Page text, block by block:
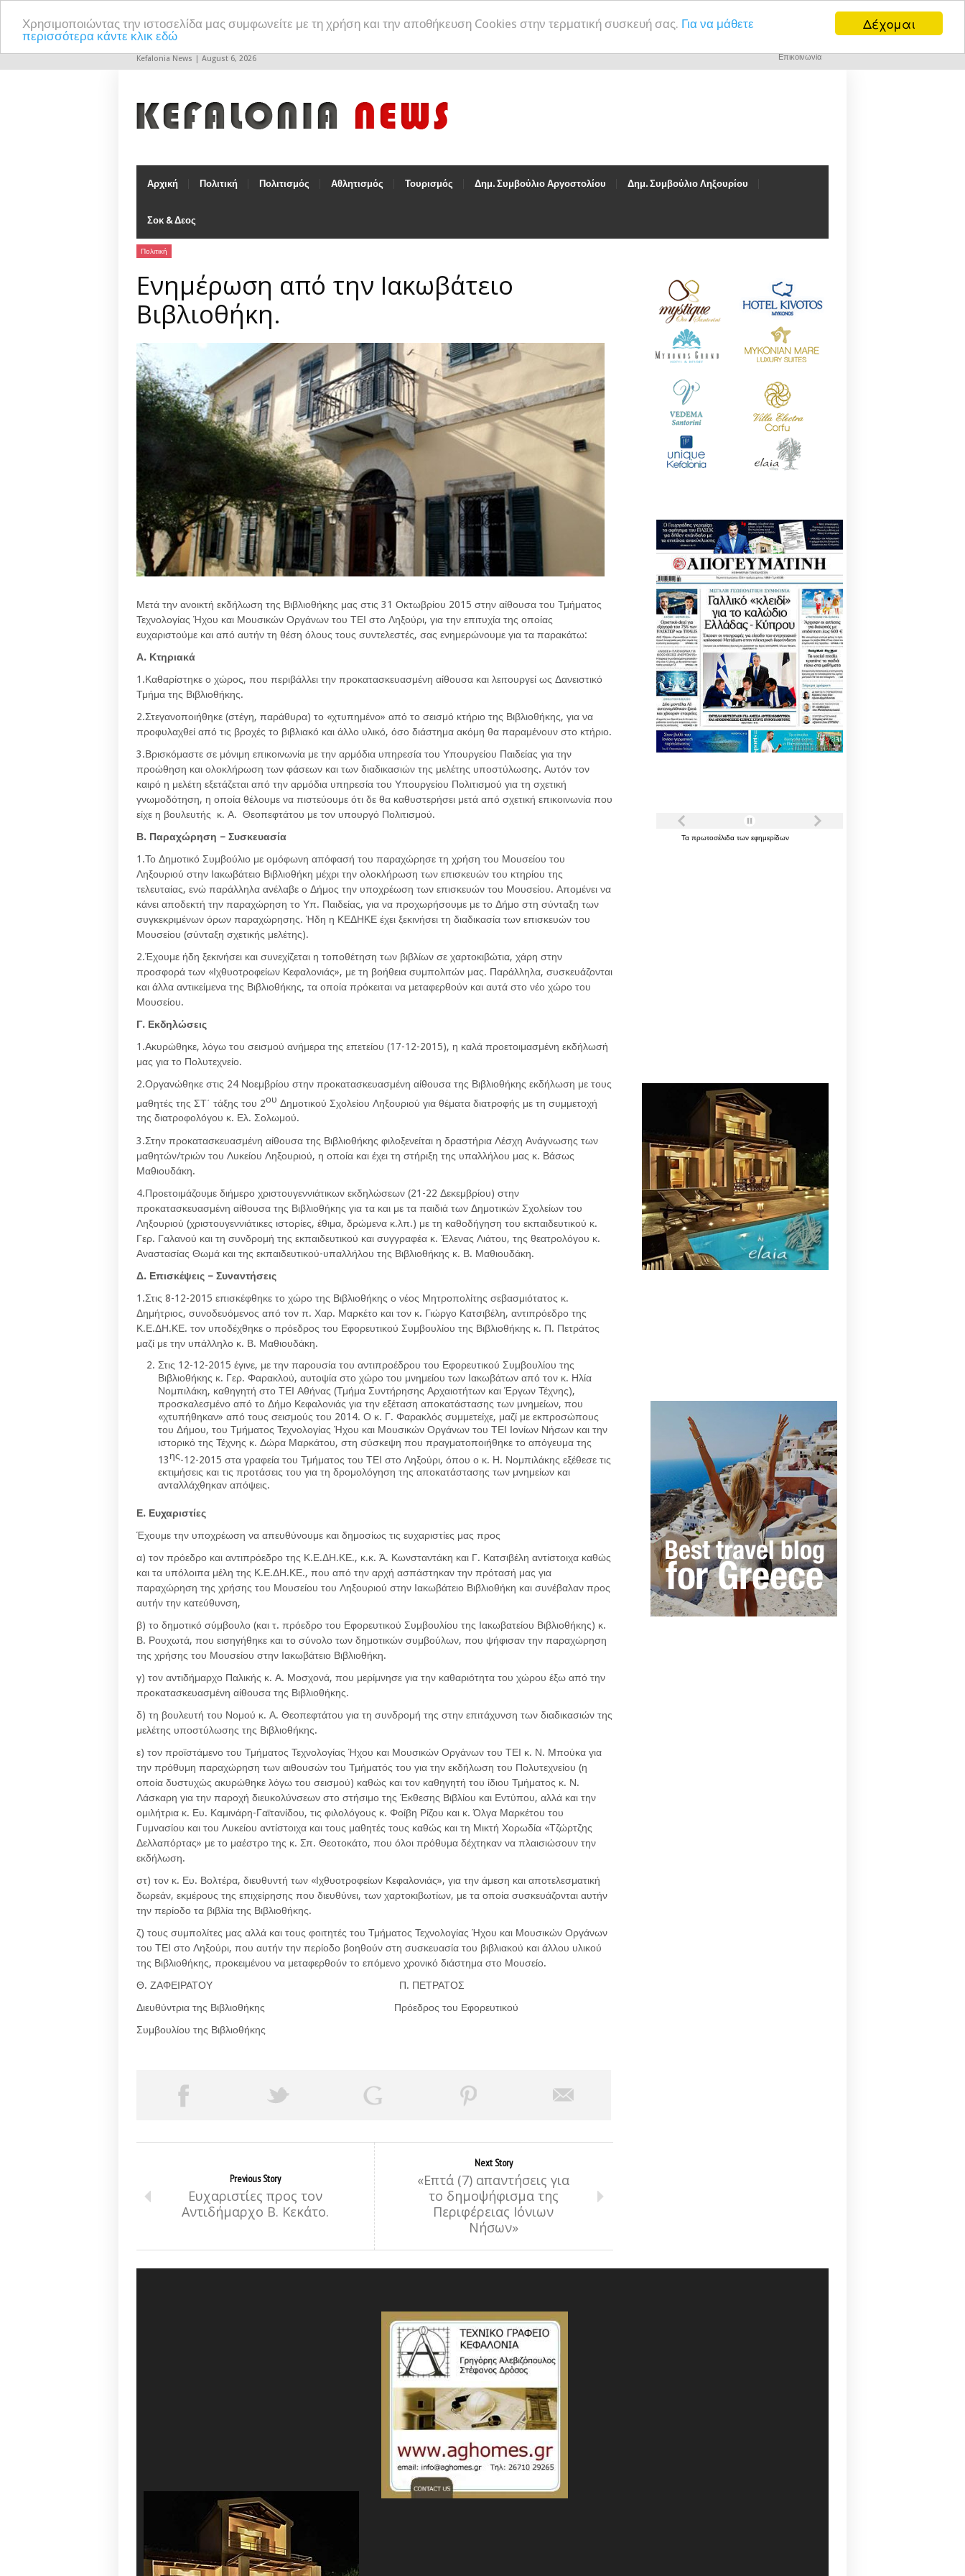
Δέχομαι
Χρησιμοποιώντας την ιστοσελίδα μας συμφωνείτε με τη χρήση και την αποθήκευση Cookies στην τερματική συσκευή σας. Για να μάθετε
περισσότερα κάντε κλικ εδώ
Kefalonia News | August 6, 2026 Επικοινωνία
Αρχική Πολιτική Πολιτισμός Αθλητισμός Τουρισμός Δημ. Συμβούλιο Αργοστολίου Δημ. Συμβούλιο Ληξουρίου
Σοκ & Δεος
Πολιτική
Ενημέρωση από την Ιακωβάτειο
Βιβλιοθήκη.
Μετά την ανοικτή εκδήλωση της Βιβλιοθήκης μας στις 31 Οκτωβρίου 2015 στην αίθουσα του Τμήματος
Τεχνολογίας Ήχου και Μουσικών Οργάνων του ΤΕΙ στο Ληξούρι, για την επιτυχία της οποίας
ευχαριστούμε και από αυτήν τη θέση όλους τους συντελεστές, σας ενημερώνουμε για τα παρακάτω:
Α. Κτηριακά
1.Καθαρίστηκε ο χώρος, που περιβάλλει την προκατασκευασμένη αίθουσα και λειτουργεί ως Δανειστικό
Τμήμα της Βιβλιοθήκης.
2.Στεγανοποιήθηκε (στέγη, παράθυρα) το «χτυπημένο» από το σεισμό κτήριο της Βιβλιοθήκης, για να
προφυλαχθεί από τις βροχές το βιβλιακό και άλλο υλικό, όσο διάστημα ακόμη θα παραμένουν στο κτήριο.
3.Βρισκόμαστε σε μόνιμη επικοινωνία με την αρμόδια υπηρεσία του Υπουργείου Παιδείας για την
προώθηση και ολοκλήρωση των φάσεων και των διαδικασιών της μελέτης υποστύλωσης. Αυτόν τον
καιρό η μελέτη εξετάζεται από την αρμόδια υπηρεσία του Υπουργείου Πολιτισμού για τη σχετική
γνωμοδότηση, η οποία θέλουμε να πιστεύουμε ότι δε θα καθυστερήσει μετά από σχετική επικοινωνία που
είχε η βουλευτής κ. Α. Θεοπεφτάτου με τον υπουργό Πολιτισμού.
Β. Παραχώρηση – Συσκευασία
1.Το Δημοτικό Συμβούλιο με ομόφωνη απόφασή του παραχώρησε τη χρήση του Μουσείου του
Ληξουριού στην Ιακωβάτειο Βιβλιοθήκη μέχρι την ολοκλήρωση των επισκευών του κτηρίου της
τελευταίας, ενώ παράλληλα ανέλαβε ο Δήμος την υποχρέωση των επισκευών του Μουσείου. Απομένει να
κάνει αποδεκτή την παραχώρηση το Υπ. Παιδείας, για να προχωρήσουμε με το Δήμο στη σύνταξη των
συγκεκριμένων όρων παραχώρησης. Ήδη η ΚΕΔΗΚΕ έχει ξεκινήσει τη διαδικασία των επισκευών του
Μουσείου (σύνταξη σχετικής μελέτης).
2.Έχουμε ήδη ξεκινήσει και συνεχίζεται η τοποθέτηση των βιβλίων σε χαρτοκιβώτια, χάρη στην
προσφορά των «Ιχθυοτροφείων Κεφαλονιάς», με τη βοήθεια συμπολιτών μας. Παράλληλα, συσκευάζονται
και άλλα αντικείμενα της Βιβλιοθήκης, τα οποία πρόκειται να μεταφερθούν και αυτά στο νέο χώρο του
Μουσείου.
Γ. Εκδηλώσεις
1.Ακυρώθηκε, λόγω του σεισμού ανήμερα της επετείου (17-12-2015), η καλά προετοιμασμένη εκδήλωσή
μας για το Πολυτεχνείο.
2.Οργανώθηκε στις 24 Νοεμβρίου στην προκατασκευασμένη αίθουσα της Βιβλιοθήκης εκδήλωση με τους
μαθητές της ΣΤ΄ τάξης του 2ου Δημοτικού Σχολείου Ληξουριού για θέματα διατροφής με τη συμμετοχή
της διατροφολόγου κ. Ελ. Σολωμού.
3.Στην προκατασκευασμένη αίθουσα της Βιβλιοθήκης φιλοξενείται η δραστήρια Λέσχη Ανάγνωσης των
μαθητών/τριών του Λυκείου Ληξουριού, η οποία και έχει τη στήριξη της υπαλλήλου μας κ. Βάσως
Μαθιουδάκη.
4.Προετοιμάζουμε διήμερο χριστουγεννιάτικων εκδηλώσεων (21-22 Δεκεμβρίου) στην
προκατασκευασμένη αίθουσα της Βιβλιοθήκης για τα και με τα παιδιά των Δημοτικών Σχολείων του
Ληξουριού (χριστουγεννιάτικες ιστορίες, έθιμα, δρώμενα κ.λπ.) με τη καθοδήγηση του εκπαιδευτικού κ.
Γερ. Γαλανού και τη συνδρομή της εκπαιδευτικού και συγγραφέα κ. Έλενας Λιάτου, της θεατρολόγου κ.
Αναστασίας Θωμά και της εκπαιδευτικού-υπαλλήλου της Βιβλιοθήκης κ. Β. Μαθιουδάκη.
Δ. Επισκέψεις – Συναντήσεις
1.Στις 8-12-2015 επισκέφθηκε το χώρο της Βιβλιοθήκης ο νέος Μητροπολίτης σεβασμιότατος κ.
Δημήτριος, συνοδευόμενος από τον π. Χαρ. Μαρκέτο και τον κ. Γιώργο Κατσιβέλη, αντιπρόεδρο της
Κ.Ε.ΔΗ.ΚΕ. τον υποδέχθηκε ο πρόεδρος του Εφορευτικού Συμβουλίου της Βιβλιοθήκης κ. Π. Πετράτος
μαζί με την υπάλληλο κ. Β. Μαθιουδάκη.
Στις 12-12-2015 έγινε, με την παρουσία του αντιπροέδρου του Εφορευτικού Συμβουλίου της
Βιβλιοθήκης κ. Γερ. Φαρακλού, αυτοψία στο χώρο του μνημείου των Ιακωβάτων από τον κ. Ηλία
Νομπιλάκη, καθηγητή στο ΤΕΙ Αθήνας (Τμήμα Συντήρησης Αρχαιοτήτων και Έργων Τέχνης),
προσκαλεσμένο από το Δήμο Κεφαλονιάς για την εξέταση αποκατάστασης των μνημείων, που
«χτυπήθηκαν» από τους σεισμούς του 2014. Ο κ. Γ. Φαρακλός συμμετείχε, μαζί με εκπροσώπους
του Δήμου, του Τμήματος Τεχνολογίας Ήχου και Μουσικών Οργάνων του ΤΕΙ Ιονίων Νήσων και την
ιστορικό της Τέχνης κ. Δώρα Μαρκάτου, στη σύσκεψη που πραγματοποιήθηκε το απόγευμα της
13ης-12-2015 στα γραφεία του Τμήματος του ΤΕΙ στο Ληξούρι, όπου ο κ. Η. Νομπιλάκης εξέθεσε τις
εκτιμήσεις και τις προτάσεις του για τη δρομολόγηση της αποκατάστασης των μνημείων και
ανταλλάχθηκαν απόψεις.
Ε. Ευχαριστίες
Έχουμε την υποχρέωση να απευθύνουμε και δημοσίως τις ευχαριστίες μας προς
α) τον πρόεδρο και αντιπρόεδρο της Κ.Ε.ΔΗ.ΚΕ., κ.κ. Ά. Κωνσταντάκη και Γ. Κατσιβέλη αντίστοιχα καθώς
και τα υπόλοιπα μέλη της Κ.Ε.ΔΗ.ΚΕ., που από την αρχή ασπάστηκαν την πρότασή μας για
παραχώρηση της χρήσης του Μουσείου του Ληξουριού στην Ιακωβάτειο Βιβλιοθήκη και συνέβαλαν προς
αυτήν την κατεύθυνση,
β) το δημοτικό σύμβουλο (και τ. πρόεδρο του Εφορευτικού Συμβουλίου της Ιακωβατείου Βιβλιοθήκης) κ.
Β. Ρουχωτά, που εισηγήθηκε και το σύνολο των δημοτικών συμβούλων, που ψήφισαν την παραχώρηση
της χρήσης του Μουσείου στην Ιακωβάτειο Βιβλιοθήκη.
γ) τον αντιδήμαρχο Παλικής κ. Α. Μοσχονά, που μερίμνησε για την καθαριότητα του χώρου έξω από την
προκατασκευασμένη αίθουσα της Βιβλιοθήκης.
δ) τη βουλευτή του Νομού κ. Α. Θεοπεφτάτου για τη συνδρομή της στην επιτάχυνση των διαδικασιών της
μελέτης υποστύλωσης της Βιβλιοθήκης.
ε) τον προϊστάμενο του Τμήματος Τεχνολογίας Ήχου και Μουσικών Οργάνων του ΤΕΙ κ. Ν. Μπούκα για
την πρόθυμη παραχώρηση των αιθουσών του Τμήματός του για την εκδήλωση του Πολυτεχνείου (η
οποία δυστυχώς ακυρώθηκε λόγω του σεισμού) καθώς και τον καθηγητή του ίδιου Τμήματος κ. Ν.
Λάσκαρη για την παροχή διευκολύνσεων στο στήσιμο της Έκθεσης Βιβλίου και Εντύπου, αλλά και την
ομιλήτρια κ. Ευ. Καμινάρη-Γαϊτανίδου, τις φιλολόγους κ. Φοίβη Ρίζου και κ. Όλγα Μαρκέτου του
Γυμνασίου και του Λυκείου αντίστοιχα και τους μαθητές τους καθώς και τη Μικτή Χορωδία «Τζώρτζης
Δελλαπόρτας» με το μαέστρο της κ. Σπ. Θεοτοκάτο, που όλοι πρόθυμα δέχτηκαν να πλαισιώσουν την
εκδήλωση.
στ) τον κ. Ευ. Βολτέρα, διευθυντή των «Ιχθυοτροφείων Κεφαλονιάς», για την άμεση και αποτελεσματική
δωρεάν, εκμέρους της επιχείρησης που διευθύνει, των χαρτοκιβωτίων, με τα οποία συσκευάζονται αυτήν
την περίοδο τα βιβλία της Βιβλιοθήκης.
ζ) τους συμπολίτες μας αλλά και τους φοιτητές του Τμήματος Τεχνολογίας Ήχου και Μουσικών Οργάνων
του ΤΕΙ στο Ληξούρι, που αυτήν την περίοδο βοηθούν στη συσκευασία του βιβλιακού και άλλου υλικού
της Βιβλιοθήκης, προκειμένου να μεταφερθούν το επόμενο χρονικό διάστημα στο Μουσείο.
Θ. ΖΑΦΕΙΡΑΤΟΥ Π. ΠΕΤΡΑΤΟΣ
Διευθύντρια της Βιβλιοθήκης Πρόεδρος του Εφορευτικού
Συμβουλίου της Βιβλιοθήκης
Previous Story
Ευχαριστίες προς τον
Αντιδήμαρχο Β. Κεκάτο.
Next Story
«Επτά (7) απαντήσεις για
το δημοψήφισμα της
Περιφέρειας Ιόνιων
Νήσων»
Τα πρωτοσέλιδα των εφημερίδων